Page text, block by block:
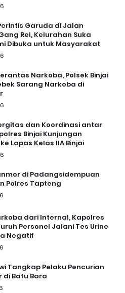
Garuda di Jalan
Rel, Kelurahan Suka
Dibuka untuk Masyarakat
Narkoba, Polsek Binjai
Sarang Narkoba di
dan Koordinasi antar
Binjai Kunjungan
Lapas Kelas IIA Binjai
di Padangsidempuan
Polres Tapteng
dari Internal, Kapolres
Personel Jalani Tes Urine
Negatif
Tangkap Pelaku Pencurian
di Batu Bara